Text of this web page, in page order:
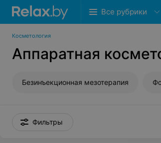
Все рубрики
Косметология
Аппаратная
Безинъекционная мезотерапия
Фильтры